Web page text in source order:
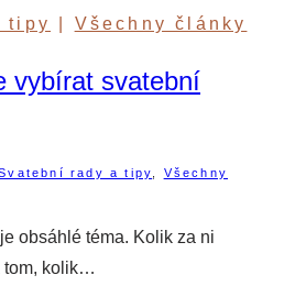
tipy Všechny články
vybírat svatební
rady a tipy
Všechny
obsáhlé téma. Kolik za ni
tom, kolik…